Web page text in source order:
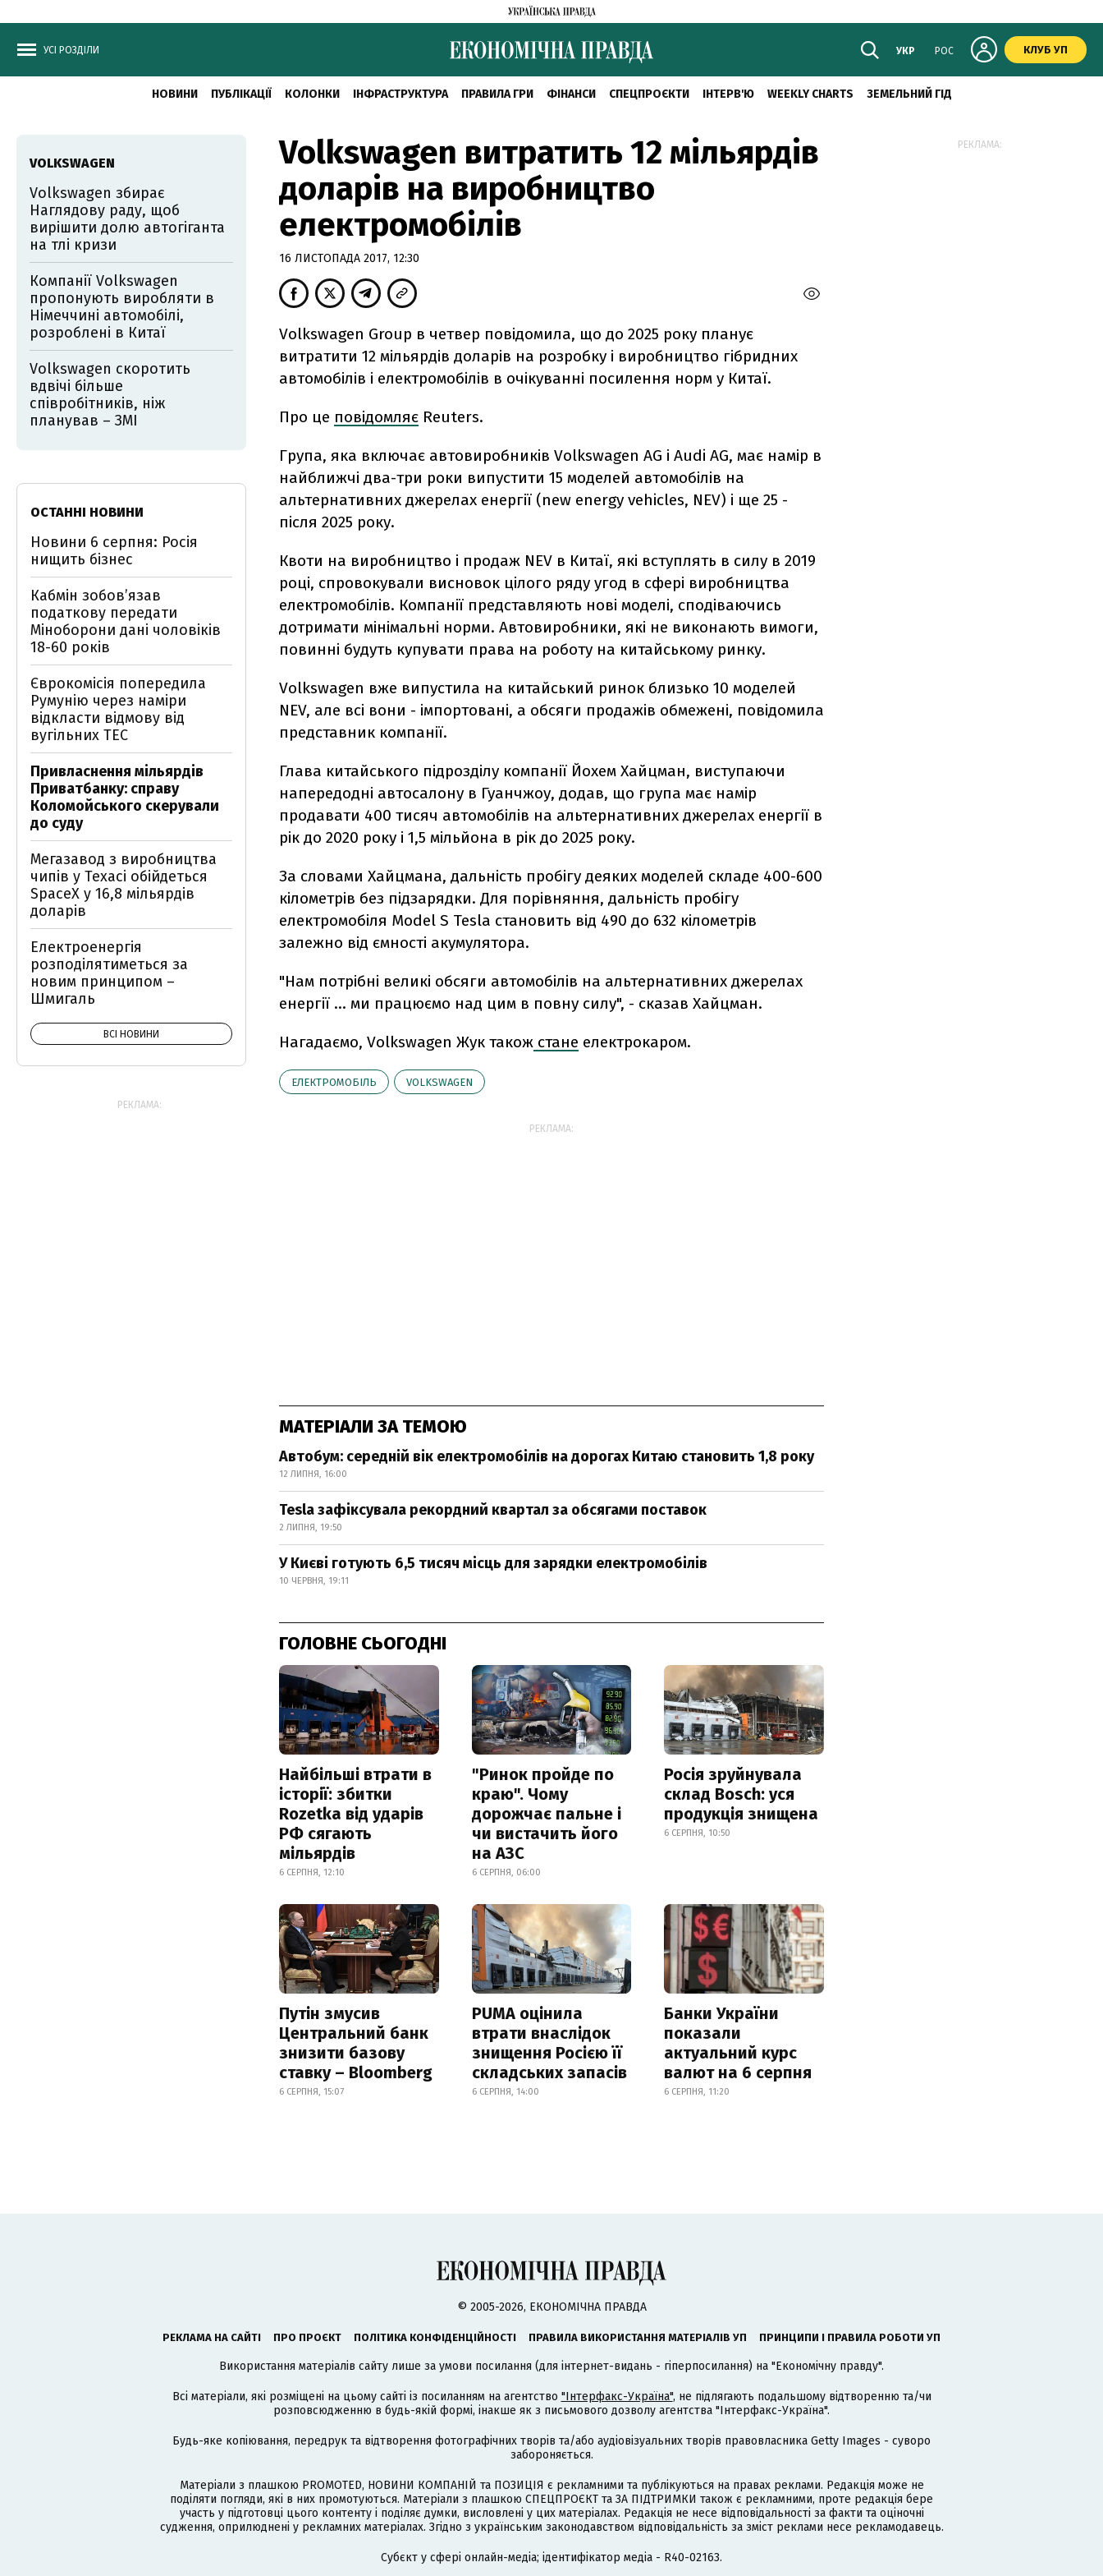
УСІ РОЗДІЛИ УКР РОС КЛУБ УП
НОВИНИ ПУБЛІКАЦІЇ КОЛОНКИ ІНФРАСТРУКТУРА ПРАВИЛА ГРИ ФІНАНСИ СПЕЦПРОЄКТИ ІНТЕРВ'Ю WEEKLY CHARTS ЗЕМЕЛЬНИЙ ГІД
Volkswagen витратить 12 мільярдів
доларів на виробництво
електромобілів
16 ЛИСТОПАДА 2017, 12:30
Volkswagen Group в четвер повідомила, що до 2025 року планує
витратити 12 мільярдів доларів на розробку і виробництво гібридних
автомобілів і електромобілів в очікуванні посилення норм у Китаї.
Про це повідомляє Reuters.
Група, яка включає автовиробників Volkswagen AG і Audi AG, має намір в
найближчі два-три роки випустити 15 моделей автомобілів на
альтернативних джерелах енергії (new energy vehicles, NEV) і ще 25 -
після 2025 року.
Квоти на виробництво і продаж NEV в Китаї, які вступлять в силу в 2019
році, спровокували висновок цілого ряду угод в сфері виробництва
електромобілів. Компанії представляють нові моделі, сподіваючись
дотримати мінімальні норми. Автовиробники, які не виконають вимоги,
повинні будуть купувати права на роботу на китайському ринку.
Volkswagen вже випустила на китайський ринок близько 10 моделей
NEV, але всі вони - імпортовані, а обсяги продажів обмежені, повідомила
представник компанії.
Глава китайського підрозділу компанії Йохем Хайцман, виступаючи
напередодні автосалону в Гуанчжоу, додав, що група має намір
продавати 400 тисяч автомобілів на альтернативних джерелах енергії в
рік до 2020 року і 1,5 мільйона в рік до 2025 року.
За словами Хайцмана, дальність пробігу деяких моделей складе 400-600
кілометрів без підзарядки. Для порівняння, дальність пробігу
електромобіля Model S Tesla становить від 490 до 632 кілометрів
залежно від ємності акумулятора.
"Нам потрібні великі обсяги автомобілів на альтернативних джерелах
енергії ... ми працюємо над цим в повну силу", - сказав Хайцман.
Нагадаємо, Volkswagen Жук також стане електрокаром.
ЕЛЕКТРОМОБІЛЬ VOLKSWAGEN
РЕКЛАМА:
МАТЕРІАЛИ ЗА ТЕМОЮ
Автобум: середній вік електромобілів на дорогах Китаю становить 1,8 року
12 ЛИПНЯ, 16:00
Tesla зафіксувала рекордний квартал за обсягами поставок
2 ЛИПНЯ, 19:50
У Києві готують 6,5 тисяч місць для зарядки електромобілів
10 ЧЕРВНЯ, 19:11
ГОЛОВНЕ СЬОГОДНІ
Найбільші втрати в
історії: збитки
Rozetka від ударів
РФ сягають
мільярдів
6 СЕРПНЯ, 12:10
"Ринок пройде по
краю". Чому
дорожчає пальне і
чи вистачить його
на АЗС
6 СЕРПНЯ, 06:00
Росія зруйнувала
склад Bosch: уся
продукція знищена
6 СЕРПНЯ, 10:50
Путін змусив
Центральний банк
знизити базову
ставку – Bloomberg
6 СЕРПНЯ, 15:07
PUMA оцінила
втрати внаслідок
знищення Росією її
складських запасів
6 СЕРПНЯ, 14:00
Банки України
показали
актуальний курс
валют на 6 серпня
6 СЕРПНЯ, 11:20
VOLKSWAGEN
Volkswagen збирає
Наглядову раду, щоб
вирішити долю автогіганта
на тлі кризи
Компанії Volkswagen
пропонують виробляти в
Німеччині автомобілі,
розроблені в Китаї
Volkswagen скоротить
вдвічі більше
співробітників, ніж
планував – ЗМІ
ОСТАННІ НОВИНИ
Новини 6 серпня: Росія
нищить бізнес
Кабмін зобовʼязав
податкову передати
Міноборони дані чоловіків
18-60 років
Єврокомісія попередила
Румунію через наміри
відкласти відмову від
вугільних ТЕС
Привласнення мільярдів
Приватбанку: справу
Коломойського скерували
до суду
Мегазавод з виробництва
чипів у Техасі обійдеться
SpaceX у 16,8 мільярдів
доларів
Електроенергія
розподілятиметься за
новим принципом –
Шмигаль
ВСІ НОВИНИ
РЕКЛАМА:
РЕКЛАМА:
© 2005-2026, ЕКОНОМІЧНА ПРАВДА
РЕКЛАМА НА САЙТІ ПРО ПРОЄКТ ПОЛІТИКА КОНФІДЕНЦІЙНОСТІ ПРАВИЛА ВИКОРИСТАННЯ МАТЕРІАЛІВ УП ПРИНЦИПИ І ПРАВИЛА РОБОТИ УП
Використання матеріалів сайту лише за умови посилання (для інтернет-видань - гіперпосилання) на "Економічну правду".
Всі матеріали, які розміщені на цьому сайті із посиланням на агентство "Інтерфакс-Україна", не підлягають подальшому відтворенню та/чи
розповсюдженню в будь-якій формі, інакше як з письмового дозволу агентства "Інтерфакс-Україна".
Будь-яке копіювання, передрук та відтворення фотографічних творів та/або аудіовізуальних творів правовласника Getty Images - суворо
забороняється.
Матеріали з плашкою PROMOTED, НОВИНИ КОМПАНІЙ та ПОЗИЦІЯ є рекламними та публікуються на правах реклами. Редакція може не
поділяти погляди, які в них промотуються. Матеріали з плашкою СПЕЦПРОЄКТ та ЗА ПІДТРИМКИ також є рекламними, проте редакція бере
участь у підготовці цього контенту і поділяє думки, висловлені у цих матеріалах. Редакція не несе відповідальності за факти та оціночні
судження, оприлюднені у рекламних матеріалах. Згідно з українським законодавством відповідальність за зміст реклами несе рекламодавець.
Cубєкт у сфері онлайн-медіа; ідентифікатор медіа - R40-02163.